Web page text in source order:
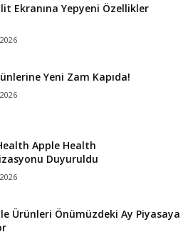
Ekranına Yepyeni Özellikler
Yeni Zam Kapıda!
Apple Health
Duyuruldu
Ürünleri Önümüzdeki Ay Piyasaya